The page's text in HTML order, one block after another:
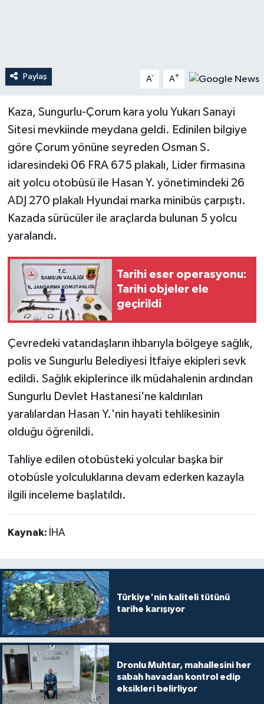
Paylaş A- A+
Kaza, Sungurlu-Çorum kara yolu Yukarı Sanayi
Sitesi mevkiinde meydana geldi. Edinilen bilgiye
göre Çorum yönüne seyreden Osman S.
idaresindeki 06 FRA 675 plakalı, Lider firmasına
ait yolcu otobüsü ile Hasan Y. yönetimindeki 26
ADJ 270 plakalı Hyundai marka minibüs çarpıştı.
Kazada sürücüler ile araçlarda bulunan 5 yolcu
yaralandı.
Tarihi eser operasyonu:
Tarihi objeler ele
geçirildi
Çevredeki vatandaşların ihbarıyla bölgeye sağlık,
polis ve Sungurlu Belediyesi İtfaiye ekipleri sevk
edildi. Sağlık ekiplerince ilk müdahalenin ardından
Sungurlu Devlet Hastanesi'ne kaldırılan
yaralılardan Hasan Y.'nin hayati tehlikesinin
olduğu öğrenildi.
Tahliye edilen otobüsteki yolcular başka bir
otobüsle yolculuklarına devam ederken kazayla
ilgili inceleme başlatıldı.
Kaynak: İHA
Türkiye'nin kaliteli tütünü
tarihe karışıyor
Dronlu Muhtar, mahallesini her
sabah havadan kontrol edip
eksikleri belirliyor
Teknoloji
Yaşam